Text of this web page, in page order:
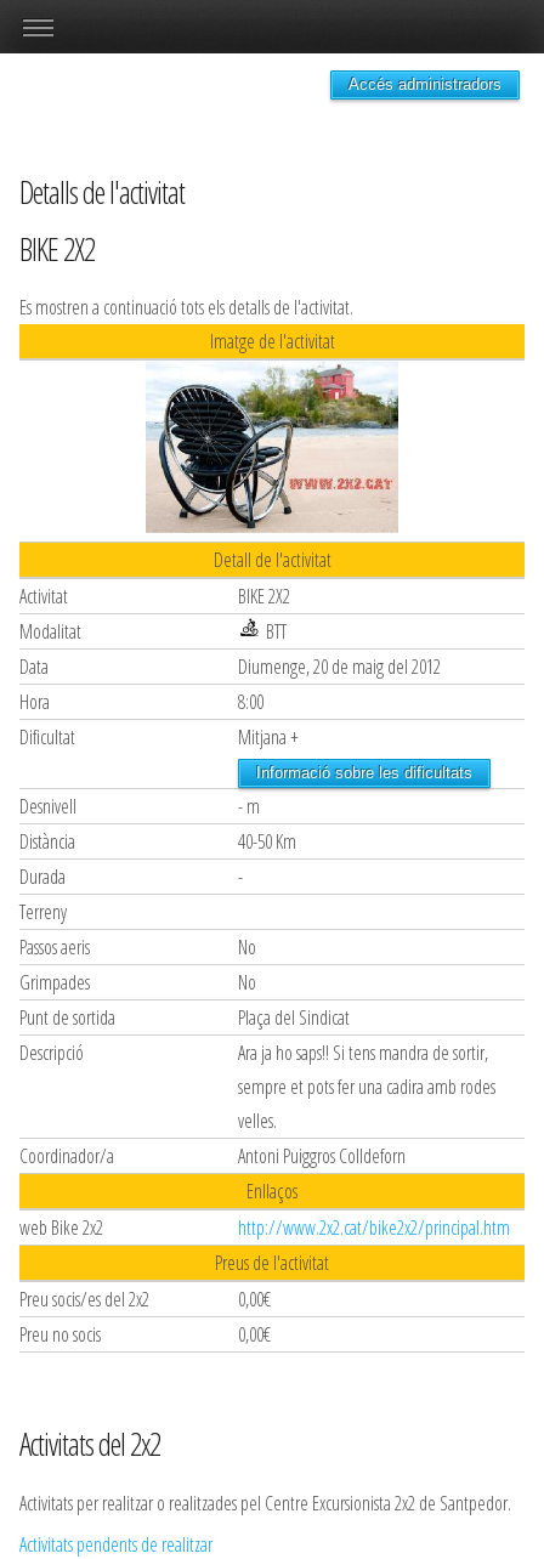
Accés administradors
Detalls de l'activitat
BIKE 2X2
Es mostren a continuació tots els detalls de l'activitat.
Imatge de l'activitat
Detall de l'activitat
Activitat
BIKE 2X2
Modalitat
BTT
Data
Diumenge, 20 de maig del 2012
Hora
8:00
Dificultat
Mitjana +
Informació sobre les dificultats
Desnivell
- m
Distància
40-50 Km
Durada
-
Terreny
Passos aeris
No
Grimpades
No
Punt de sortida
Plaça del Sindicat
Descripció
Ara ja ho saps!! Si tens mandra de sortir,
sempre et pots fer una cadira amb rodes
velles.
Coordinador/a
Antoni Puiggros Colldeforn
Enllaços
web Bike 2x2
http://www.2x2.cat/bike2x2/principal.htm
Preus de l'activitat
Preu socis/es del 2x2
0,00€
Preu no socis
0,00€
Activitats del 2x2
Activitats per realitzar o realitzades pel Centre Excursionista 2x2 de Santpedor.
Activitats pendents de realitzar